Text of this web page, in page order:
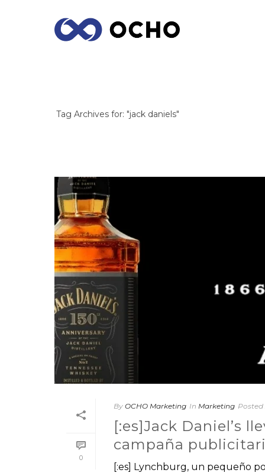
Tag Archives for: "jack daniels"
0
By OCHO Marketing In Marketing Posted
[:es]Jack Daniel’s
campaña
[:es] Lynchburg, un pequeño